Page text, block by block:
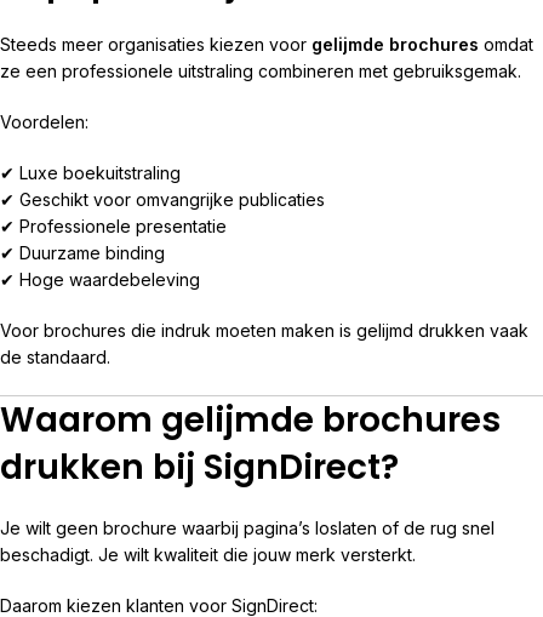
Steeds meer organisaties kiezen voor gelijmde brochures omdat
ze een professionele uitstraling combineren met gebruiksgemak.
Voordelen:
✔ Luxe boekuitstraling
✔ Geschikt voor omvangrijke publicaties
✔ Professionele presentatie
✔ Duurzame binding
✔ Hoge waardebeleving
Voor brochures die indruk moeten maken is gelijmd drukken vaak
de standaard.
Waarom gelijmde brochures
drukken bij SignDirect?
Je wilt geen brochure waarbij pagina’s loslaten of de rug snel
beschadigt. Je wilt kwaliteit die jouw merk versterkt.
Daarom kiezen klanten voor SignDirect: